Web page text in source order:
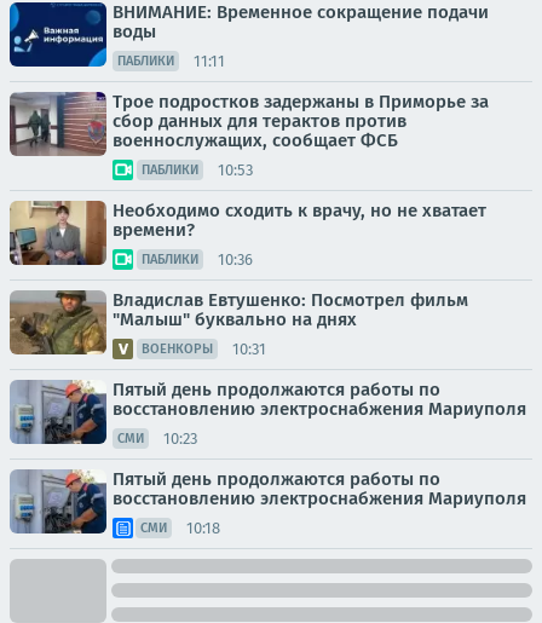
ВНИМАНИЕ: Временное сокращение подачи
воды
ПАБЛИКИ 11:11
Трое подростков задержаны в Приморье за
сбор данных для терактов против
военнослужащих, сообщает ФСБ
ПАБЛИКИ 10:53
Необходимо сходить к врачу, но не хватает
времени?
ПАБЛИКИ 10:36
Владислав Евтушенко: Посмотрел фильм
"Малыш" буквально на днях
ВОЕНКОРЫ 10:31
Пятый день продолжаются работы по
восстановлению электроснабжения Мариуполя
СМИ 10:23
Пятый день продолжаются работы по
восстановлению электроснабжения Мариуполя
СМИ 10:18